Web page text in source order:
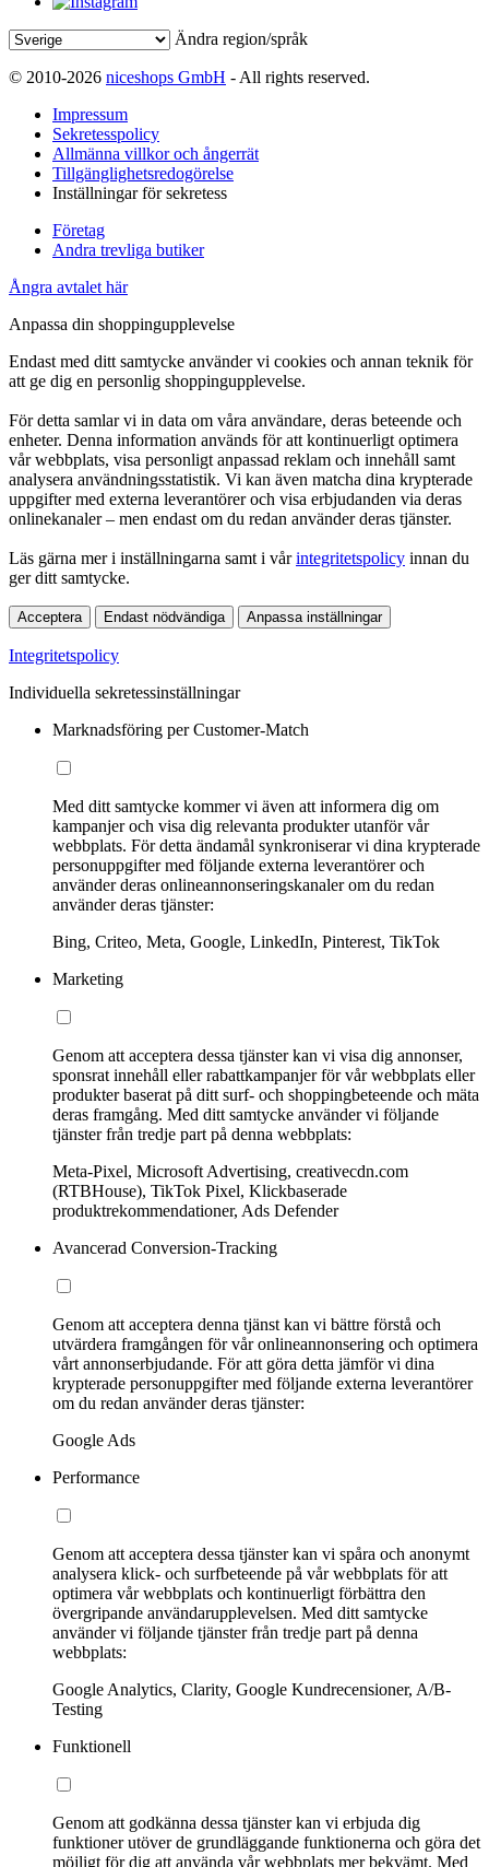
Ändra region/språk
© 2010-2026 niceshops GmbH - All rights reserved.
Impressum
Sekretesspolicy
Allmänna villkor och ångerrät
Tillgänglighetsredogörelse
Inställningar för sekretess
Företag
Andra trevliga butiker
Ångra avtalet här
Anpassa din shoppingupplevelse
Endast med ditt samtycke använder vi cookies och annan teknik för
att ge dig en personlig shoppingupplevelse.
För detta samlar vi in data om våra användare, deras beteende och
enheter. Denna information används för att kontinuerligt optimera
vår webbplats, visa personligt anpassad reklam och innehåll samt
analysera användningsstatistik. Vi kan även matcha dina krypterade
uppgifter med externa leverantörer och visa erbjudanden via deras
onlinekanaler – men endast om du redan använder deras tjänster.
Läs gärna mer i inställningarna samt i vårintegritetspolicy innan du
ger ditt samtycke.
Acceptera Endast nödvändiga Anpassa inställningar
Integritetspolicy
Individuella sekretessinställningar
Marknadsföring per Customer-Match
Med ditt samtycke kommer vi även att informera dig om
kampanjer och visa dig relevanta produkter utanför vår
webbplats. För detta ändamål synkroniserar vi dina krypterade
personuppgifter med följande externa leverantörer och
använder deras onlineannonseringskanaler om du redan
använder deras tjänster:
Bing, Criteo, Meta, Google, LinkedIn, Pinterest, TikTok
Marketing
Genom att acceptera dessa tjänster kan vi visa dig annonser,
sponsrat innehåll eller rabattkampanjer för vår webbplats eller
produkter baserat på ditt surf- och shoppingbeteende och mäta
deras framgång. Med ditt samtycke använder vi följande
tjänster från tredje part på denna webbplats:
Meta-Pixel, Microsoft Advertising, creativecdn.com
(RTBHouse), TikTok Pixel, Klickbaserade
produktrekommendationer, Ads Defender
Avancerad Conversion-Tracking
Genom att acceptera denna tjänst kan vi bättre förstå och
utvärdera framgången för vår onlineannonsering och optimera
vårt annonserbjudande. För att göra detta jämför vi dina
krypterade personuppgifter med följande externa leverantörer
om du redan använder deras tjänster:
Google Ads
Performance
Genom att acceptera dessa tjänster kan vi spåra och anonymt
analysera klick- och surfbeteende på vår webbplats för att
optimera vår webbplats och kontinuerligt förbättra den
övergripande användarupplevelsen. Med ditt samtycke
använder vi följande tjänster från tredje part på denna
webbplats:
Google Analytics, Clarity, Google Kundrecensioner, A/B-
Testing
Funktionell
Genom att godkänna dessa tjänster kan vi erbjuda dig
funktioner utöver de grundläggande funktionerna och göra det
möjligt för dig att använda vår webbplats mer bekvämt. Med